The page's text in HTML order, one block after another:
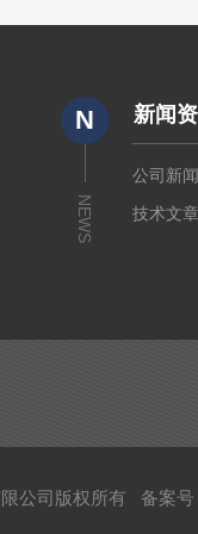
N
NEWS
新闻
公司新
技术文
公司版权所有 备案号